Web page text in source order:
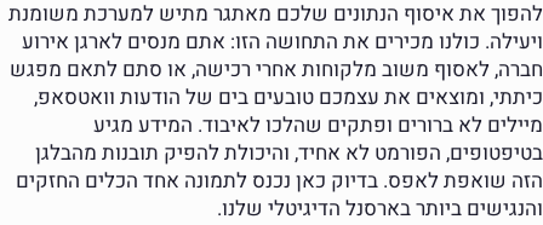
להפוך את איסוף הנתונים שלכם מאתגר מתיש למערכת משומנת
ויעילה. כולנו מכירים את התחושה הזו: אתם מנסים לארגן אירוע
חברה, לאסוף משוב מלקוחות אחרי רכישה, או סתם לתאם מפגש
כיתתי, ומוצאים את עצמכם טובעים בים של הודעות וואטסאפ,
מיילים לא ברורים ופתקים שהלכו לאיבוד. המידע מגיע
בטיפטופים, הפורמט לא אחיד, והיכולת להפיק תובנות מהבלגן
הזה שואפת לאפס. בדיוק כאן נכנס לתמונה אחד הכלים החזקים
והנגישים ביותר בארסנל הדיגיטלי שלנו.